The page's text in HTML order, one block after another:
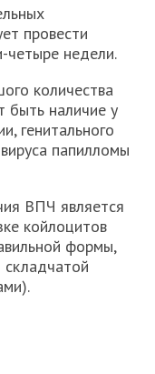
провести
недели.
количества
быть наличие у
генитального
папилломы
ВПЧ является
койлоцитов
формы,